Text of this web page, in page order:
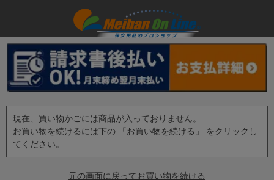
現在、買い物かごには商品が入っておりません。
お買い物を続けるには下の 「お買い物を続ける」 をクリックし
てください。
元の画面に戻ってお買い物を続ける